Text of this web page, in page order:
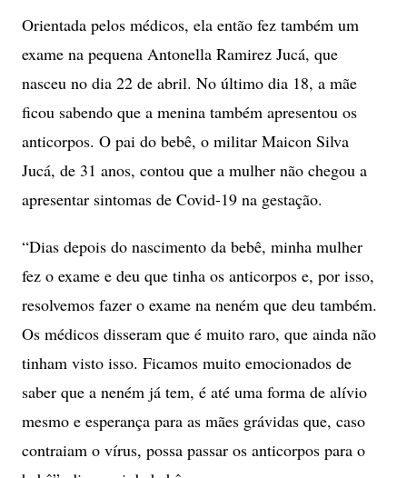
Orientada pelos médicos, ela então fez também um
exame na pequena Antonella Ramirez Jucá, que
nasceu no dia 22 de abril. No último dia 18, a mãe
ficou sabendo que a menina também apresentou os
anticorpos. O pai do bebê, o militar Maicon Silva
Jucá, de 31 anos, contou que a mulher não chegou a
apresentar sintomas de Covid-19 na gestação.
“Dias depois do nascimento da bebê, minha mulher
fez o exame e deu que tinha os anticorpos e, por isso,
resolvemos fazer o exame na neném que deu também.
Os médicos disseram que é muito raro, que ainda não
tinham visto isso. Ficamos muito emocionados de
saber que a neném já tem, é até uma forma de alívio
mesmo e esperança para as mães grávidas que, caso
contraiam o vírus, possa passar os anticorpos para o